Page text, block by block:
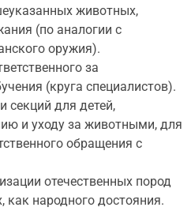
животных,
(по аналогии с
оружия).
за
(круга специалистов).
секций для детей,
и уходу за животными, для
обращения с
отечественных пород
народного достояния.